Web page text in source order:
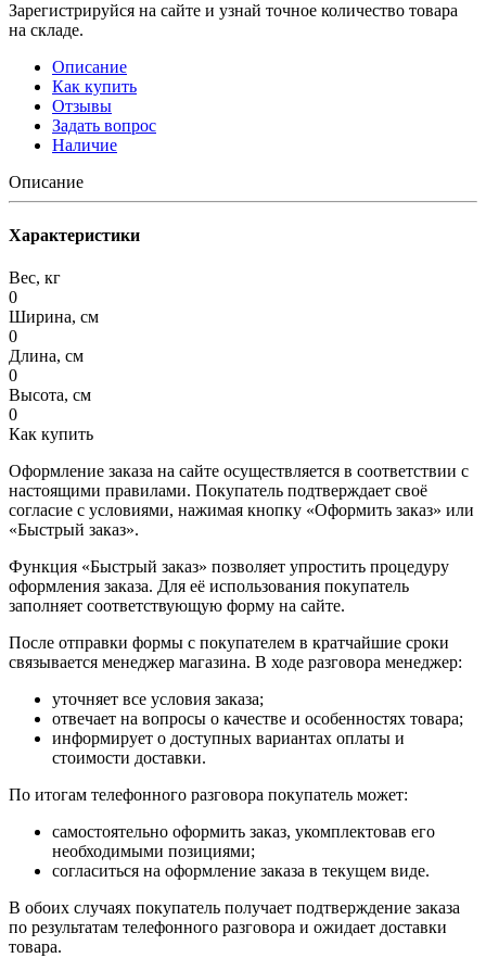
Зарегистрируйся на сайте и узнай точное количество товара
на складе.
Описание
Как купить
Отзывы
Задать вопрос
Наличие
Описание
Характеристики
Вес, кг
0
Ширина, см
0
Длина, см
0
Высота, см
0
Как купить
Оформление заказа на сайте осуществляется в соответствии с
настоящими правилами. Покупатель подтверждает своё
согласие с условиями, нажимая кнопку «Оформить заказ» или
«Быстрый заказ».
Функция «Быстрый заказ» позволяет упростить процедуру
оформления заказа. Для её использования покупатель
заполняет соответствующую форму на сайте.
После отправки формы с покупателем в кратчайшие сроки
связывается менеджер магазина. В ходе разговора менеджер:
уточняет все условия заказа;
отвечает на вопросы о качестве и особенностях товара;
информирует о доступных вариантах оплаты и
стоимости доставки.
По итогам телефонного разговора покупатель может:
самостоятельно оформить заказ, укомплектовав его
необходимыми позициями;
согласиться на оформление заказа в текущем виде.
В обоих случаях покупатель получает подтверждение заказа
по результатам телефонного разговора и ожидает доставки
товара.